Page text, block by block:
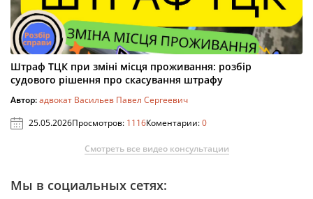
Штраф ТЦК при зміні місця проживання: розбір
судового рішення про скасування штрафу
Автор:адвокат Васильев Павел Сергеевич
25.05.2026Просмотров: 1116Коментарии:0
Смотреть все видео консультации
Мы в социальных сетях: